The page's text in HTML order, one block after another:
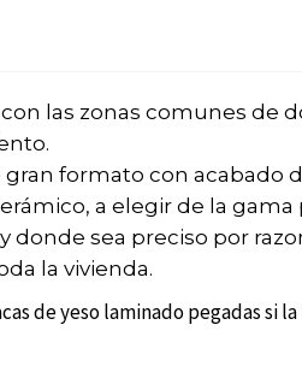
las zonas comunes de
formato con acabado
a elegir de la
donde sea preciso por
la vivienda.
de yeso laminado pegadas si